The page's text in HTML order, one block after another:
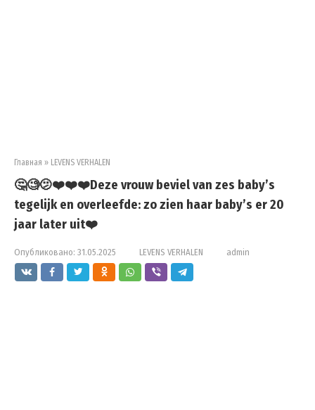
Главная » LEVENS VERHALEN
🤔🧐🫤❤️❤️❤️Deze vrouw beviel van zes baby’s
tegelijk en overleefde: zo zien haar baby’s er 20
jaar later uit❤️
Опубликовано: 31.05.2025 LEVENS VERHALEN admin